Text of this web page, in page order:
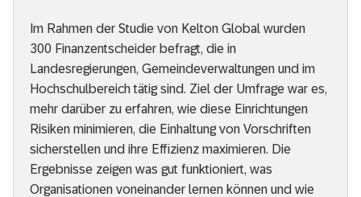
Im Rahmen der Studie von Kelton Global wurden
300 Finanzentscheider befragt, die in
Landesregierungen, Gemeindeverwaltungen und im
Hochschulbereich tätig sind. Ziel der Umfrage war es,
mehr darüber zu erfahren, wie diese Einrichtungen
Risiken minimieren, die Einhaltung von Vorschriften
sicherstellen und ihre Effizienz maximieren. Die
Ergebnisse zeigen was gut funktioniert, was
Organisationen voneinander lernen können und wie